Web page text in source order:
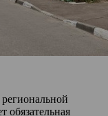
обязательная